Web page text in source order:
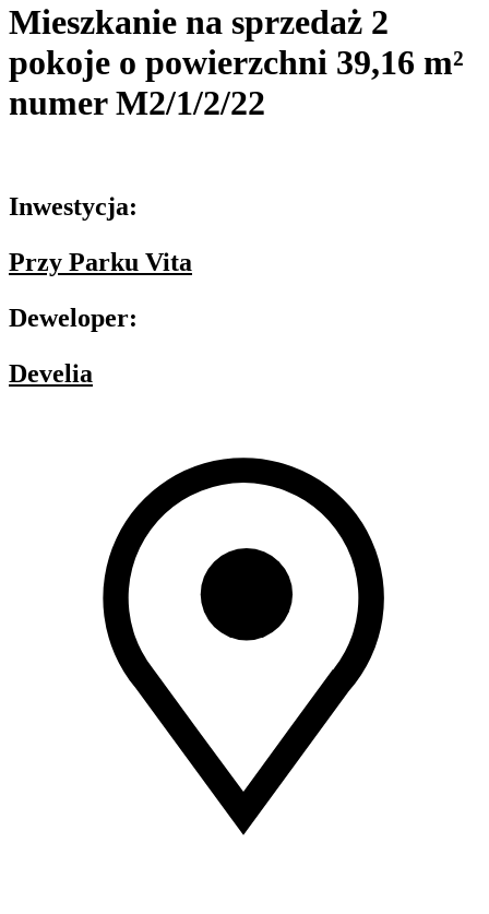
Mieszkanie na sprzedaż 2
pokoje o powierzchni 39,16 m²
numer M2/1/2/22
Inwestycja:
Przy Parku Vita
Deweloper:
Develia